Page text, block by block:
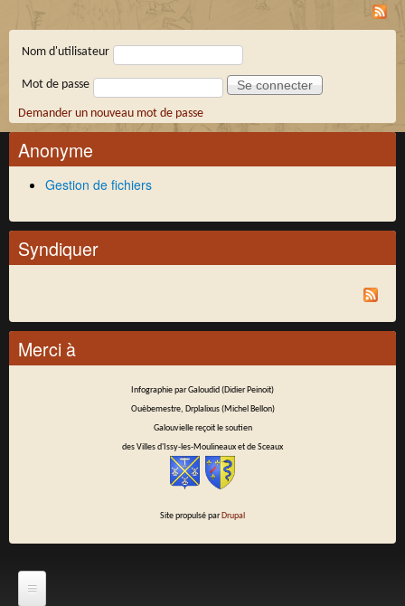
Connexion membre
Nom d'utilisateur
Mot de passe
Demander un nouveau mot de passe
Anonyme
Gestion de fichiers
Syndiquer
Merci à
Infographie par Galoudid (Didier Peinoit)
Ouèbemestre, Drplalixus (Michel Bellon)
Galouvielle reçoit le soutien
des Villes d'Issy-les-Moulineaux et de Sceaux
Site propulsé parDrupal